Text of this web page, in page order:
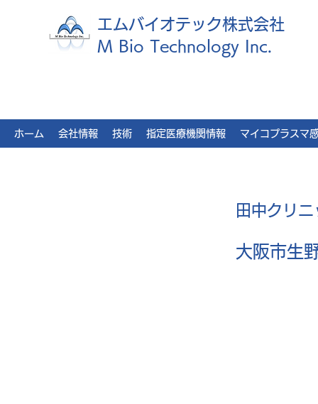
エムバイオテック株式会社
M Bio Technology Inc.
ホーム 会社情報 技術 指定医療機関情報 マイコプラスマ
田中クリニ
大阪市生